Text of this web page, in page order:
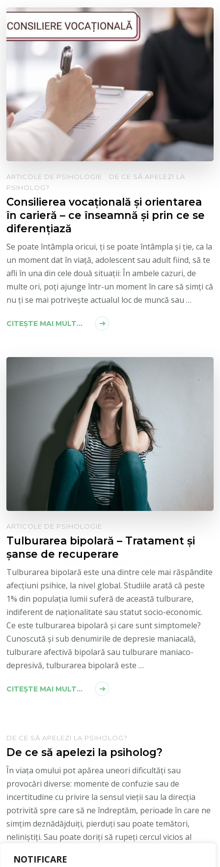
NOTIFICARE
ARTICOLE DE PSIHOLOGIE
DE CE SĂ APELEZI LA
PSIHOLOG?
Consilierea vocațională și orientarea
în carieră – ce înseamnă și prin ce se
diferențiază
Se poate întâmpla oricui, ți se poate întâmpla și ție, ca la
un moment dat în viață, adolescent sau adult fiind, să te
afli în una din cele două situații: În ambele cazuri, de
multe ori, poți ajunge într-un moment în care să simți că
nu ți se mai potrivește actualul loc de muncă sau …
CITEȘTE MAI MULT...
ARTICOLE DE PSIHOLOGIE
Tulburarea bipolară – Tratament și
șanse de recuperare
Tulburarea bipolară este una dintre cele mai răspândite
afecțiuni psihice, la nivel global. Studiile arată că peste
1% din populația lumii suferă de această tulburare,
indiferent de naționalitate sau statut socio-economic.
Ce este tulburarea bipolară și care sunt simptomele?
Cunoscută și sub denumirile de depresie maniacală,
tulburare afectivă bipolară sau tulburare maniaco-
depresivă, tulburarea bipolară este …
CITEȘTE MAI MULT...
DE CE SĂ APELEZI LA PSIHOLOG?
De ce să apelezi la psiholog?
În viața omului pot apărea uneori dificultăți sau
provocări diverse: momente de confuzie sau de
incertitudine cu privire la sensul vieții sau la direcția
potrivită spre care să ne îndreptăm, perioade în care ne
simțim deznădăjduiți, pierduți sau poate temători,
neliniștiți. Sau poate doriți să rupeți cercul vicios al